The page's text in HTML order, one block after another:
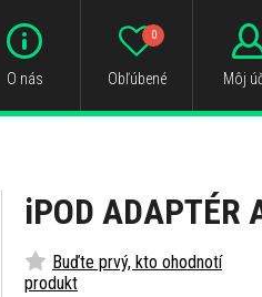
O nás Obľúbené
0
Môj
iPOD ADAPTÉR
Buďte prvý, kto ohodnotí
produkt